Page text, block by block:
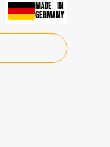
MADE IN
GERMANY